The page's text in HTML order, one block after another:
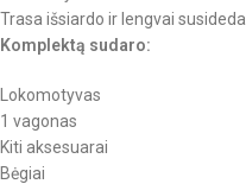
Trasa išsiardo ir lengvai susideda
Komplektą sudaro:
Lokomotyvas
1 vagonas
Kiti aksesuarai
Bėgiai